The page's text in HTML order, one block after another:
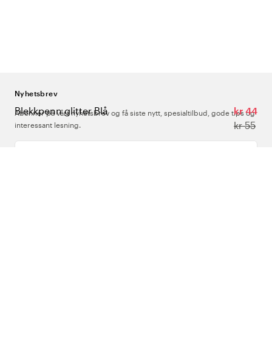
Blekkpenn glitter Blå
kr 44
kr 55
Nyhetsbrev
Abonner på vårt nyhetsbrev og få siste nytt, spesialtilbud, gode tips og
interessant lesning.
Skriv inn din e-postadresse